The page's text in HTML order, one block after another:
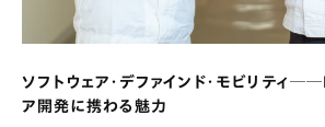
ソフトウェア・デファインド・モビリティ
ア開発に携わる魅力